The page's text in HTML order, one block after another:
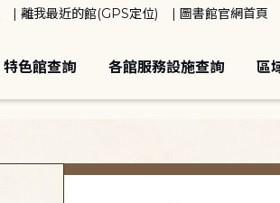
離我最近的館(GPS定位) 圖書館官網首頁
特色館查詢 各館服務設施查詢 區